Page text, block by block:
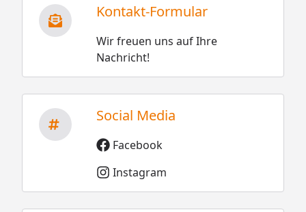
Kontakt-Formular
Wir freuen uns auf Ihre
Nachricht!
Social Media
Facebook
Instagram